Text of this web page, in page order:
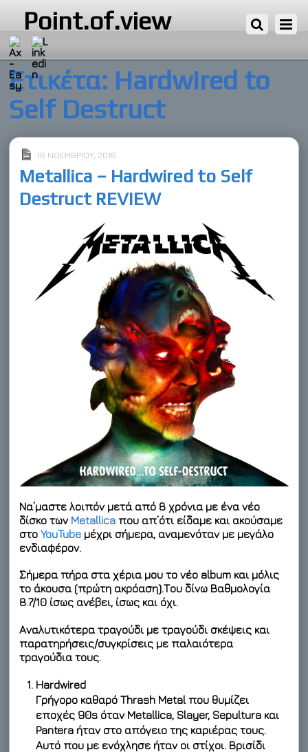
Point.of.view
Ετικέτα: Hardwired to
Self Destruct
16 ΝΟΕΜΒΡΊΟΥ, 2016
Metallica – Hardwired to Self
Destruct REVIEW
Να’μαστε λοιπόν μετά από 8 χρόνια με ένα νέο
δίσκο των Metallica που απ’ότι είδαμε και ακούσαμε
στοYouTube μέχρι σήμερα, αναμενόταν με μεγάλο
ενδιαφέρον.
Σήμερα πήρα στα χέρια μου το νέο album και μόλις
το άκουσα (πρώτη ακρόαση).Του δίνω Βαθμολογία
8.7/10 ίσως ανέβει, ίσως και όχι.
Αναλυτικότερα τραγούδι με τραγούδι σκέψεις και
παρατηρήσεις/συγκρίσεις με παλαιότερα
τραγούδια τους.
Hardwired
Γρήγορο καθαρό Thrash Metal που θυμίζει
εποχές 90s όταν Metallica, Slayer, Sepultura και
Pantera ήταν στο απόγειο της καριέρας τους.
Αυτό που με ενόχλησε ήταν οι στίχοι. Βρισίδι